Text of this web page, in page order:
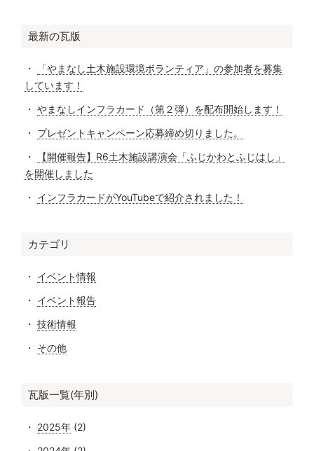
最新の瓦版
「やまなし土木施設環境ボランティア」の参加者を募集
しています！
やまなしインフラカード（第２弾）を配布開始します！
プレゼントキャンペーン応募締め切りました。
【開催報告】R6土木施設講演会「ふじかわとふじはし」
を開催しました
インフラカードがYouTubeで紹介されました！
カテゴリ
イベント情報
イベント報告
技術情報
その他
瓦版一覧(年別)
2025年(2)